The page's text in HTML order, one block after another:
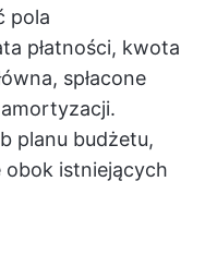
pola
płatności, kwota
spłacone
planu budżetu,
istniejących